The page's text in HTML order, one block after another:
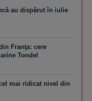
au dispărut în iulie
Franţa: cere
Tondel
mai ridicat nivel din